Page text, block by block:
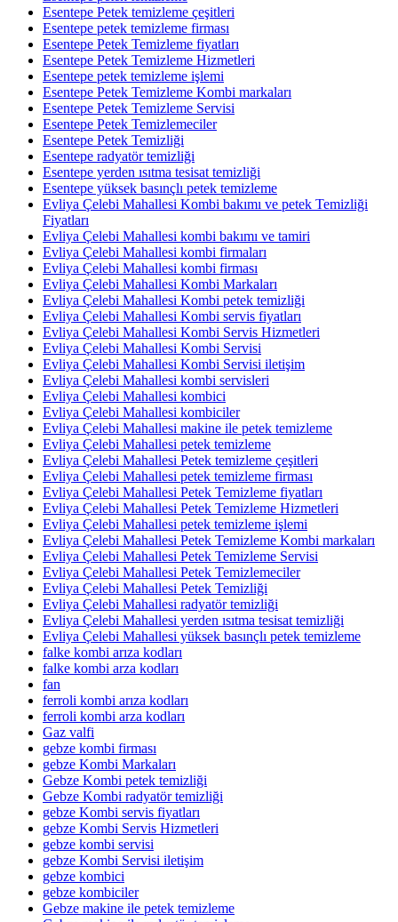
Esentepe Petek temizleme çeşitleri
Esentepe petek temizleme firması
Esentepe Petek Temizleme fiyatları
Esentepe Petek Temizleme Hizmetleri
Esentepe petek temizleme işlemi
Esentepe Petek Temizleme Kombi markaları
Esentepe Petek Temizleme Servisi
Esentepe Petek Temizlemeciler
Esentepe Petek Temizliği
Esentepe radyatör temizliği
Esentepe yerden ısıtma tesisat temizliği
Esentepe yüksek basınçlı petek temizleme
Evliya Çelebi Mahallesi Kombi bakımı ve petek Temizliği
Fiyatları
Evliya Çelebi Mahallesi kombi bakımı ve tamiri
Evliya Çelebi Mahallesi kombi firmaları
Evliya Çelebi Mahallesi kombi firması
Evliya Çelebi Mahallesi Kombi Markaları
Evliya Çelebi Mahallesi Kombi petek temizliği
Evliya Çelebi Mahallesi Kombi servis fiyatları
Evliya Çelebi Mahallesi Kombi Servis Hizmetleri
Evliya Çelebi Mahallesi Kombi Servisi
Evliya Çelebi Mahallesi Kombi Servisi iletişim
Evliya Çelebi Mahallesi kombi servisleri
Evliya Çelebi Mahallesi kombici
Evliya Çelebi Mahallesi kombiciler
Evliya Çelebi Mahallesi makine ile petek temizleme
Evliya Çelebi Mahallesi petek temizleme
Evliya Çelebi Mahallesi Petek temizleme çeşitleri
Evliya Çelebi Mahallesi petek temizleme firması
Evliya Çelebi Mahallesi Petek Temizleme fiyatları
Evliya Çelebi Mahallesi Petek Temizleme Hizmetleri
Evliya Çelebi Mahallesi petek temizleme işlemi
Evliya Çelebi Mahallesi Petek Temizleme Kombi markaları
Evliya Çelebi Mahallesi Petek Temizleme Servisi
Evliya Çelebi Mahallesi Petek Temizlemeciler
Evliya Çelebi Mahallesi Petek Temizliği
Evliya Çelebi Mahallesi radyatör temizliği
Evliya Çelebi Mahallesi yerden ısıtma tesisat temizliği
Evliya Çelebi Mahallesi yüksek basınçlı petek temizleme
falke kombi arıza kodları
falke kombi arza kodları
fan
ferroli kombi arıza kodları
ferroli kombi arza kodları
Gaz valfi
gebze kombi firması
gebze Kombi Markaları
Gebze Kombi petek temizliği
Gebze Kombi radyatör temizliği
gebze Kombi servis fiyatları
gebze Kombi Servis Hizmetleri
gebze kombi servisi
gebze Kombi Servisi iletişim
gebze kombici
gebze kombiciler
Gebze makine ile petek temizleme